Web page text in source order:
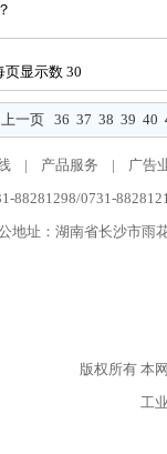
页显示数 30
上一页 36 37 38 39 40
| 产品服务 |
广告
88281298/0731-
地址：湖南省长沙市雨
版权所有 本
工